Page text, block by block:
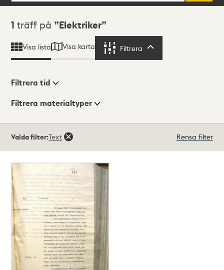
Sökresultat
1 träff på Elektriker
Visa lista Visa karta Filtrera
Visningsläge
Filtrera tid
Filtrera materialtyper
träffar
Valda filter:Text Rensa filter